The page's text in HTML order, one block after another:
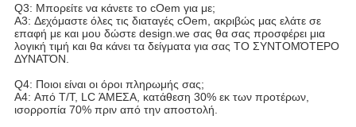
Q3: Μπορείτε να κάνετε το cOem για με;
A3: Δεχόμαστε όλες τις διαταγές cOem, ακριβώς μας ελάτε σε
επαφή με και μου δώστε design.we σας θα σας προσφέρει μια
λογική τιμή και θα κάνει τα δείγματα για σας ΤΟ ΣΥΝΤΟΜΌΤΕΡΟ
ΔΥΝΑΤΌΝ.
Q4: Ποιοι είναι οι όροι πληρωμής σας;
A4: Από T/T, LC ΆΜΕΣΑ, κατάθεση 30% εκ των προτέρων,
ισορροπία 70% πριν από την αποστολή.